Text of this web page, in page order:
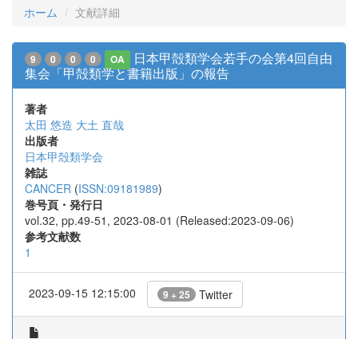
ホーム 文献詳細
9 0 0 0 OA
日本甲殻類学会若手の会第4回自由
集会「甲殻類学と書籍出版」の報告
著者
太田 悠造 大土 直哉
出版者
日本甲殻類学会
雑誌
CANCER (ISSN:09181989)
巻号頁・発行日
vol.32, pp.49-51, 2023-08-01 (Released:2023-09-06)
参考文献数
1
2023-09-15 12:15:00 9 + 25 Twitter